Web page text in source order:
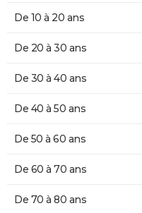
De 10 à 20 ans
De 20 à 30 ans
De 30 à 40 ans
De 40 à 50 ans
De 50 à 60 ans
De 60 à 70 ans
De 70 à 80 ans